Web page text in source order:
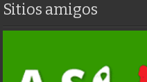
Sitios amigos